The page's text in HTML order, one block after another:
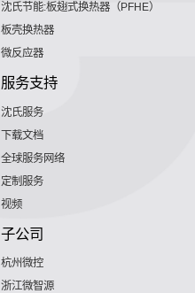
沈氏节能:板翅式换热器（PFHE）
板壳换热器
微反应器
服务支持
沈氏服务
下载文档
全球服务网络
定制服务
视频
子公司
杭州微控
浙江微智源